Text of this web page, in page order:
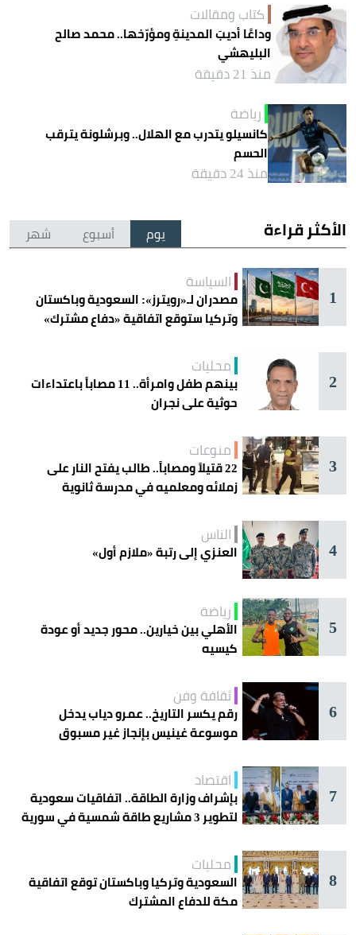
كتاب ومقالات
وداعًا أديبَ المدينةِ ومؤرّخها.. محمد صالح
البليهشي
منذ 21 دقيقة
رياضة
كانسيلو يتدرب مع الهلال.. وبرشلونة يترقب
الحسم
منذ 24 دقيقة
الأكثر قراءة يوم أسبوع شهر
1
السياسة
مصدران لـ«رويترز»: السعودية وباكستان
وتركيا ستوقع اتفاقية «دفاع مشترك»
2
محليات
بينهم طفل وامرأة.. 11 مصاباً باعتداءات
حوثية على نجران
3
منوعات
22 قتيلاً ومصاباً.. طالب يفتح النار على
زملائه ومعلميه في مدرسة ثانوية
4
الناس
العنزي إلى رتبة «ملازم أول»
5
رياضة
الأهلي بين خيارين.. محور جديد أو عودة
كيسيه
6
ثقافة وفن
رقم يكسر التاريخ.. عمرو دياب يدخل
موسوعة غينيس بإنجاز غير مسبوق
7
اقتصاد
بإشراف وزارة الطاقة.. اتفاقيات سعودية
لتطوير 3 مشاريع طاقة شمسية في سورية
8
محليات
السعودية وتركيا وباكستان توقع اتفاقية
مكة للدفاع المشترك